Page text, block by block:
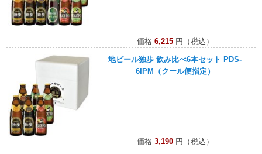
価格 6,215円（税込）
地ビール独歩 飲み比べ6本セット PDS-
6IPM（クール便指定）
価格 3,190円（税込）